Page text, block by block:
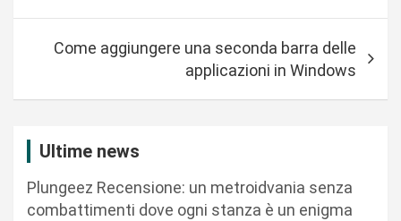
a
Come aggiungere una seconda barra delle
applicazioni in Windows
Ultime news
Plungeez Recensione: un metroidvania senza
combattimenti dove ogni stanza è un enigma